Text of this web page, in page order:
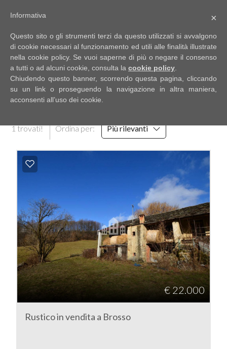
RISULTATI DELLA RICERCA
1 trovati! Ordina per: Più rilevanti
€ 22.000
Rustico in vendita a Brosso
EN
HOME
SIAMO
IMMOBILI
DICONO
DI
NOI
Contratto
Qualsiasi
Vendita
Affitto
Scegli
dove
cercare
Torino
Brosso
×
Informativa
Questo sito o gli strumenti terzi da questo utilizzati si avvalgono
di cookie necessari al funzionamento ed utili alle finalità illustrate
nella cookie policy. Se vuoi saperne di più o negare il consenso
a tutti o ad alcuni cookie, consulta la cookie policy
Chiudendo questo banner, scorrendo questa pagina, cliccando
su un link o proseguendo la navigazione in altra maniera,
acconsenti all’uso dei cookie.